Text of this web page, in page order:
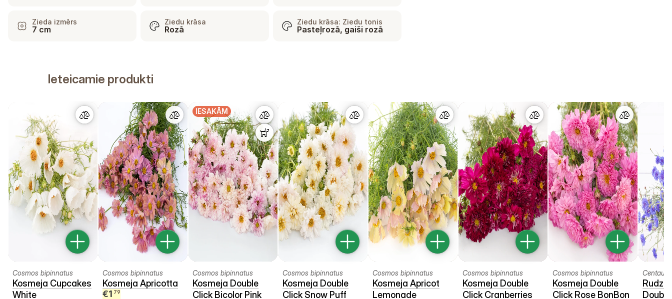
Zieda izmērs
7 cm
Ziedu krāsa
Rozā
Ziedu krāsa: Ziedu tonis
Pasteļrozā, gaiši rozā
Ieteicamie produkti
Cosmos bipinnatus
Kosmeja Cupcakes
White
Cosmos bipinnatus
Kosmeja Apricotta
€1 79
IESAKĀM
Cosmos bipinnatus
Kosmeja Double
Click Bicolor Pink
Cosmos bipinnatus
Kosmeja Double
Click Snow Puff
Cosmos bipinnatus
Kosmeja Apricot
Lemonade
Cosmos bipinnatus
Kosmeja Double
Click Cranberries
Cosmos bipinnatus
Kosmeja Double
Click Rose BonBon